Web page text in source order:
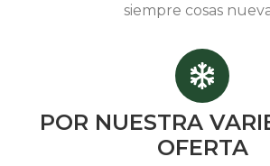
siempre cosas
POR NUESTRA
OFERTA